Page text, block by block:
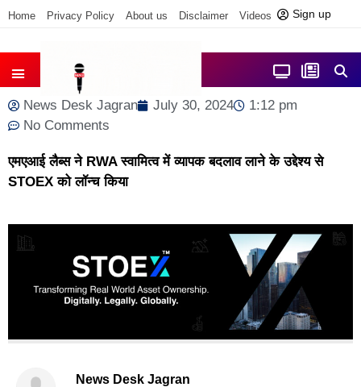
Home Privacy Policy About us Disclaimer Videos Contact us
Sign up
News Desk Jagran July 30, 2024
1:12 pm
No Comments
एमएआई लैब्स ने RWA स्वामित्व में व्यापक बदलाव लाने के उद्देश्य से
STOEX को लॉन्च किया
News Desk Jagran